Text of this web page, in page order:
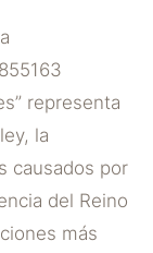
representa
la
causados ​​por
del Reino
más